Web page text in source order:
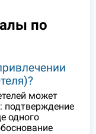
по
может
подтверждение
одного